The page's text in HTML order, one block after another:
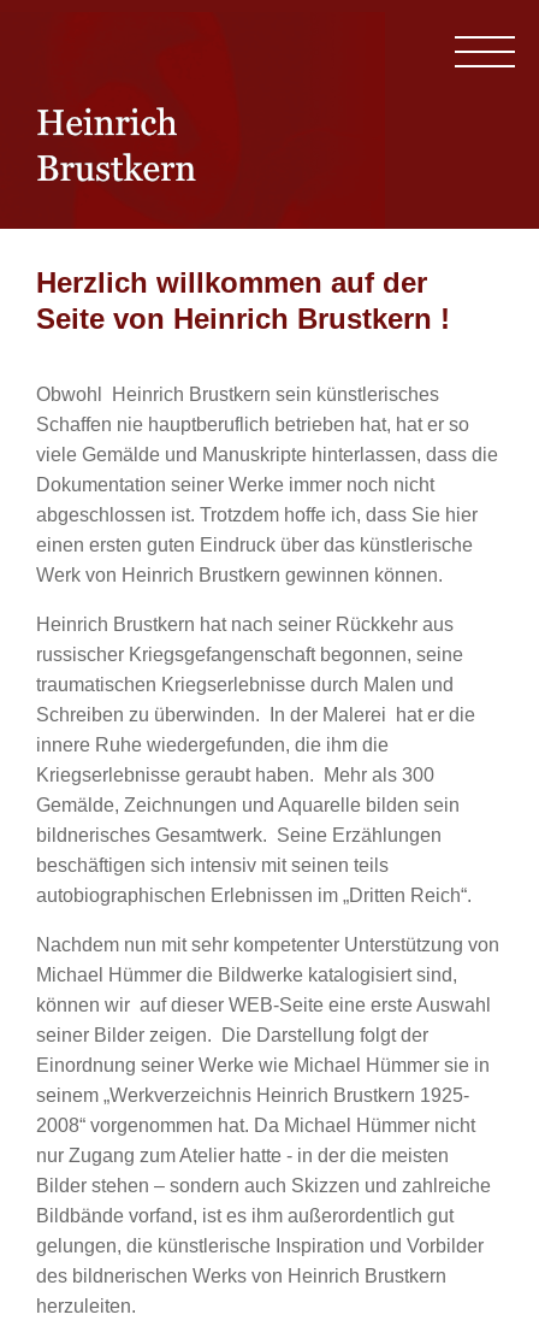
Herzlich willkommen auf der
Seite von Heinrich Brustkern !
Obwohl Heinrich Brustkern sein künstlerisches
Schaffen nie hauptberuflich betrieben hat, hat er so
viele Gemälde und Manuskripte hinterlassen, dass die
Dokumentation seiner Werke immer noch nicht
abgeschlossen ist. Trotzdem hoffe ich, dass Sie hier
einen ersten guten Eindruck über das künstlerische
Werk von Heinrich Brustkern gewinnen können.
Heinrich Brustkern hat nach seiner Rückkehr aus
russischer Kriegsgefangenschaft begonnen, seine
traumatischen Kriegserlebnisse durch Malen und
Schreiben zu überwinden. In der Malerei hat er die
innere Ruhe wiedergefunden, die ihm die
Kriegserlebnisse geraubt haben. Mehr als 300
Gemälde, Zeichnungen und Aquarelle bilden sein
bildnerisches Gesamtwerk. Seine Erzählungen
beschäftigen sich intensiv mit seinen teils
autobiographischen Erlebnissen im „Dritten Reich“.
Nachdem nun mit sehr kompetenter Unterstützung von
Michael Hümmer die Bildwerke katalogisiert sind,
können wir auf dieser WEB-Seite eine erste Auswahl
seiner Bilder zeigen. Die Darstellung folgt der
Einordnung seiner Werke wie Michael Hümmer sie in
seinem „Werkverzeichnis Heinrich Brustkern 1925-
2008“ vorgenommen hat. Da Michael Hümmer nicht
nur Zugang zum Atelier hatte - in der die meisten
Bilder stehen – sondern auch Skizzen und zahlreiche
Bildbände vorfand, ist es ihm außerordentlich gut
gelungen, die künstlerische Inspiration und Vorbilder
des bildnerischen Werks von Heinrich Brustkern
herzuleiten.